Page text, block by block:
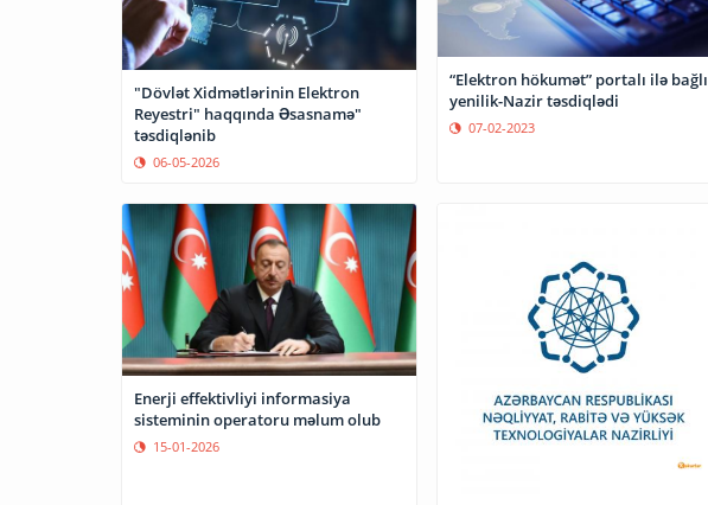
"Dövlət Xidmətlərinin Elektron
Reyestri" haqqında Əsasnamə"
təsdiqlənib
06-05-2026
“Elektron hökumət” portalı ilə bağlı
yenilik-Nazir təsdiqlədi
07-02-2023
Enerji effektivliyi informasiya
sisteminin operatoru məlum olub
15-01-2026